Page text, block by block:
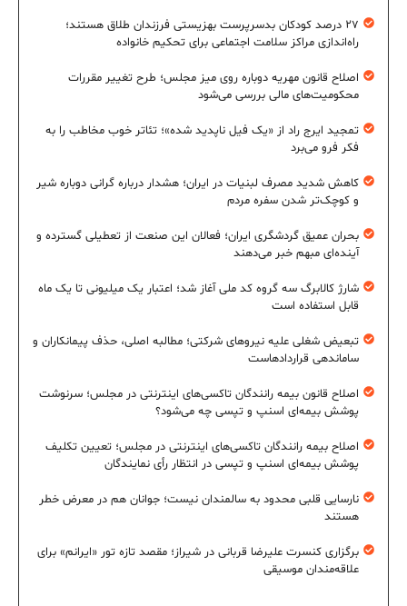
۲۷ درصد کودکان بدسرپرست بهزیستی فرزندان طلاق هستند؛
راه‌اندازی مراکز سلامت اجتماعی برای تحکیم خانواده
اصلاح قانون مهریه دوباره روی میز مجلس؛ طرح تغییر مقررات
محکومیت‌های مالی بررسی می‌شود
تمجید ایرج راد از «یک فیل ناپدید شده»؛ تئاتر خوب مخاطب را به
فکر فرو می‌برد
کاهش شدید مصرف لبنیات در ایران؛ هشدار درباره گرانی دوباره شیر
و کوچک‌تر شدن سفره مردم
بحران عمیق گردشگری ایران؛ فعالان این صنعت از تعطیلی گسترده و
آینده‌ای مبهم خبر می‌دهند
شارژ کالابرگ سه گروه کد ملی آغاز شد؛ اعتبار یک میلیونی تا یک ماه
قابل استفاده است
تبعیض شغلی علیه نیروهای شرکتی؛ مطالبه اصلی، حذف پیمانکاران و
ساماندهی قراردادهاست
اصلاح قانون بیمه رانندگان تاکسی‌های اینترنتی در مجلس؛ سرنوشت
پوشش بیمه‌ای اسنپ و تپسی چه می‌شود؟
اصلاح بیمه رانندگان تاکسی‌های اینترنتی در مجلس؛ تعیین تکلیف
پوشش بیمه‌ای اسنپ و تپسی در انتظار رأی نمایندگان
نارسایی قلبی محدود به سالمندان نیست؛ جوانان هم در معرض خطر
هستند
برگزاری کنسرت علیرضا قربانی در شیراز؛ مقصد تازه تور «ایرانم» برای
علاقه‌مندان موسیقی